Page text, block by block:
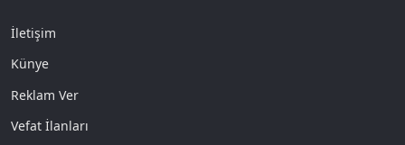
İletişim
Künye
Reklam Ver
Vefat İlanları